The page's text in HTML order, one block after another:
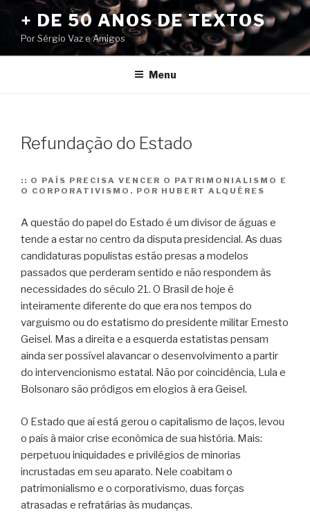
conteúdo
+ DE 50 ANOS DE TEXTOS
Por Sérgio Vaz e Amigos
Menu
Refundação do Estado
:: O PAÍS PRECISA VENCER O PATRIMONIALISMO E
O CORPORATIVISMO. POR HUBERT ALQUÉRES
A questão do papel do Estado é um divisor de águas e
tende a estar no centro da disputa presidencial. As duas
candidaturas populistas estão presas a modelos
passados que perderam sentido e não respondem às
necessidades do século 21. O Brasil de hoje é
inteiramente diferente do que era nos tempos do
varguismo ou do estatismo do presidente militar Ernesto
Geisel. Mas a direita e a esquerda estatistas pensam
ainda ser possível alavancar o desenvolvimento a partir
do intervencionismo estatal. Não por coincidência, Lula e
Bolsonaro são pródigos em elogios à era Geisel.
O Estado que aí está gerou o capitalismo de laços, levou
o país à maior crise econômica de sua história. Mais:
perpetuou iniquidades e privilégios de minorias
incrustadas em seu aparato. Nele coabitam o
patrimonialismo e o corporativismo, duas forças
atrasadas e refratárias às mudanças.